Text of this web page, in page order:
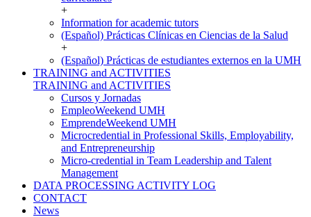
+
Information for academic tutors
(Español) Prácticas Clínicas en Ciencias de la Salud
+
(Español) Prácticas de estudiantes externos en la UMH
TRAINING and ACTIVITIES
TRAINING and ACTIVITIES
Cursos y Jornadas
EmpleoWeekend UMH
EmprendeWeekend UMH
Microcredential in Professional Skills, Employability,
and Entrepreneurship
Micro-credential in Team Leadership and Talent
Management
DATA PROCESSING ACTIVITY LOG
CONTACT
News